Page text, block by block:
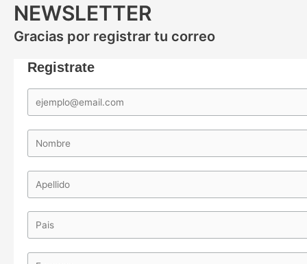
NEWSLETTER
Gracias por registrar tu correo
Registrate